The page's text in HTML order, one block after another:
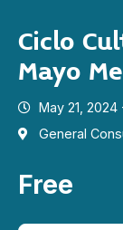
Ciclo
Mayo
May 21,
General
Free